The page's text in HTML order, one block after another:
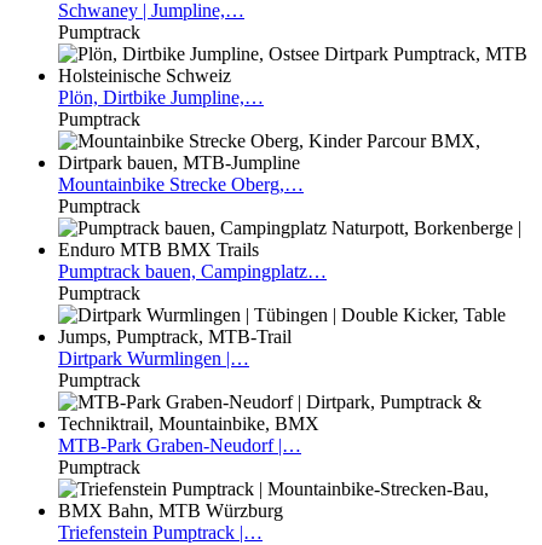
Schwaney | Jumpline,…
Pumptrack
Plön, Dirtbike Jumpline,…
Pumptrack
Mountainbike Strecke Oberg,…
Pumptrack
Pumptrack bauen, Campingplatz…
Pumptrack
Dirtpark Wurmlingen |…
Pumptrack
MTB-Park Graben-Neudorf |…
Pumptrack
Triefenstein Pumptrack |…